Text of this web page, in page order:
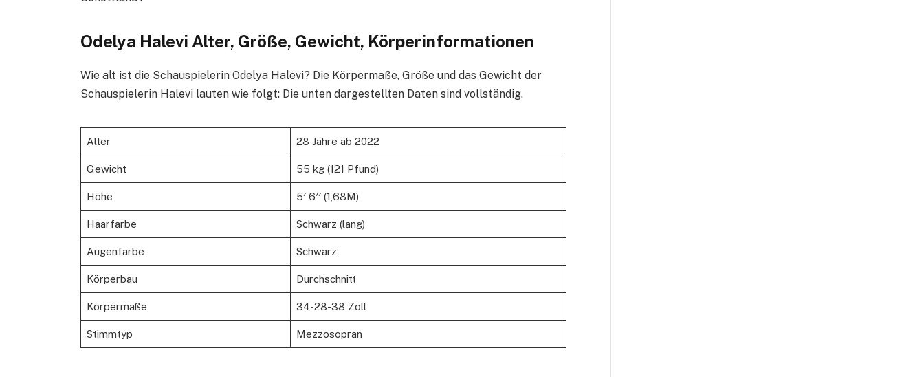
Odelya Halevi Alter, Größe, Gewicht, Körperinformationen
Wie alt ist die Schauspielerin Odelya Halevi? Die Körpermaße, Größe und das Gewicht der
Schauspielerin Halevi lauten wie folgt: Die unten dargestellten Daten sind vollständig.
Alter 28 Jahre ab 2022
Gewicht 55 kg (121 Pfund)
Höhe 5′ 6′′ (1,68M)
Haarfarbe Schwarz (lang)
Augenfarbe Schwarz
Körperbau Durchschnitt
Körpermaße 34-28-38 Zoll
Stimmtyp Mezzosopran